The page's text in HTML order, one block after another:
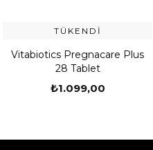
TÜKENDI
Vitabiotics Pregnacare Plus
28 Tablet
₺1.099,00